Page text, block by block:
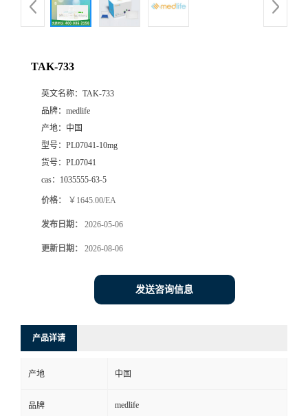
TAK-733
英文名称： TAK-733
品牌： medlife
产地： 中国
型号： PL07041-10mg
货号： PL07041
cas： 1035555-63-5
价格： ￥1645.00/EA
发布日期： 2026-05-06
更新日期： 2026-08-06
发送咨询信息
产品详请
产地 中国
品牌 medlife